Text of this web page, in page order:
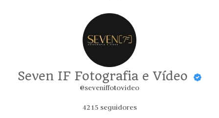
Seven IF Fotografia e Vídeo
@seveniffotovideo
4215 seguidores